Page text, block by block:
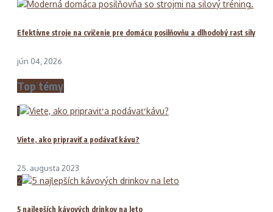
Efektívne stroje na cvičenie pre domácu posilňovňu a dlhodobý rast sily
jún 04, 2026
Top témy
1
Viete, ako pripraviť a podávať kávu?
25. augusta 2023
2
5 najlepších kávových drinkov na leto